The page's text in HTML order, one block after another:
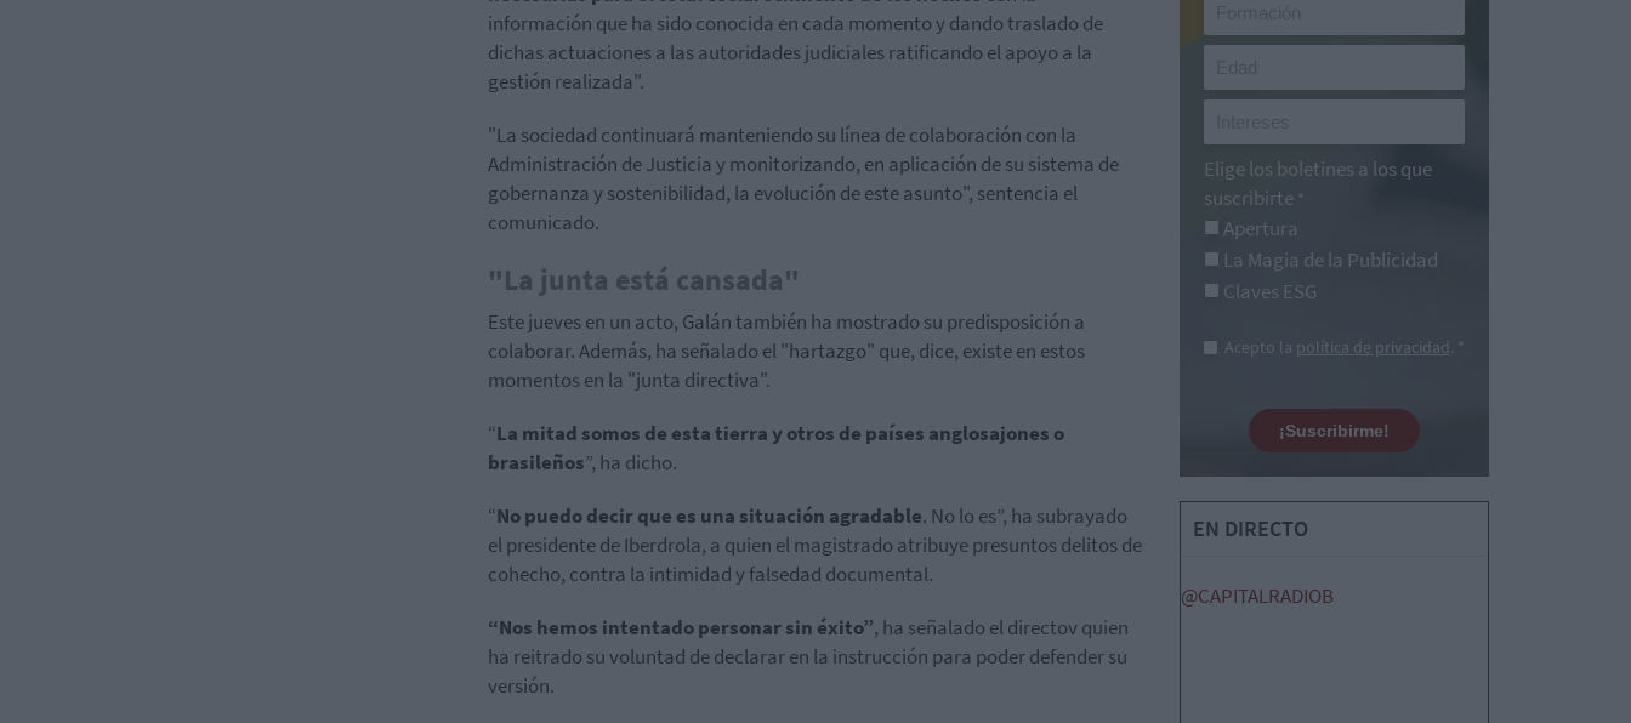
información que ha sido conocida en cada momento y dando traslado de
dichas actuaciones a las autoridades judiciales ratificando el apoyo a la
gestión realizada".
"La sociedad continuará manteniendo su línea de colaboración con la
Administración de Justicia y monitorizando, en aplicación de su sistema de
gobernanza y sostenibilidad, la evolución de este asunto", sentencia el
comunicado.
"La junta está cansada"
Este jueves en un acto, Galán también ha mostrado su predisposición a
colaborar. Además, ha señalado el "hartazgo" que, dice, existe en estos
momentos en la "junta directiva".
“La mitad somos de esta tierra y otros de países anglosajones o
brasileños”, ha dicho.
“No puedo decir que es una situación agradable. No lo es”, ha subrayado
el presidente de Iberdrola, a quien el magistrado atribuye presuntos delitos de
cohecho, contra la intimidad y falsedad documental.
“Nos hemos intentado personar sin éxito”, ha señalado el directov quien
ha reitrado su voluntad de declarar en la instrucción para poder defender su
versión.
Elige los boletines a los que
suscribirte *
Apertura
La Magia de la Publicidad
Claves ESG
Acepto la política de privacidad. *
¡Suscribirme!
EN DIRECTO
@CAPITALRADIOB